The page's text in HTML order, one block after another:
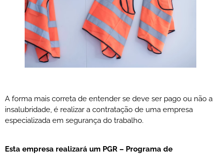
A forma mais correta de entender se deve ser pago ou não a
insalubridade, é realizar a contratação de uma empresa
especializada em segurança do trabalho.
Esta empresa realizará um PGR – Programa de